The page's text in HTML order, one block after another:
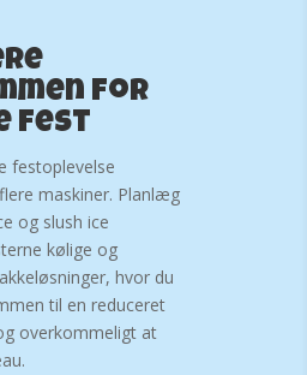
for
fest
festoplevelse
maskiner. Planlæg
og slush ice
kølige og
hvor du
til en reduceret
overkommeligt at